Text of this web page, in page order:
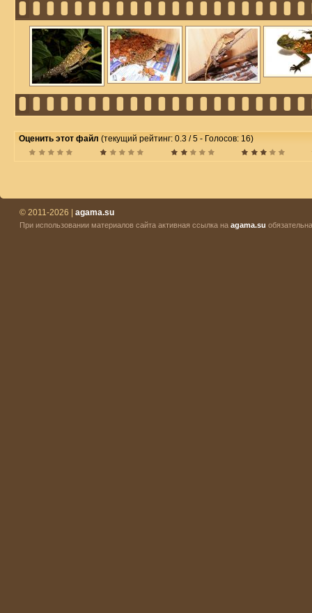
Оценить этот файл (текущий рейтинг: 0.3 / 5 - Голосов: 16)
© 2011-2026 | agama.su
При использовании материалов сайта активная ссылка на agama.su